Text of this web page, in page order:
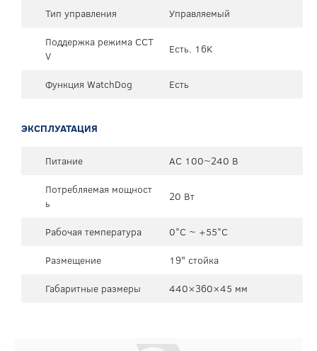
Тип управления
Управляемый
Поддержка режима CCT
V
Есть. 16K
Функция WatchDog Есть
ЭКСПЛУАТАЦИЯ
Питание
AC 100~240 В
Потребляемая мощност
ь
20 Вт
Рабочая температура
0°C ~ +55°C
Размещение
19" стойка
Габаритные размеры
440×360×45 мм